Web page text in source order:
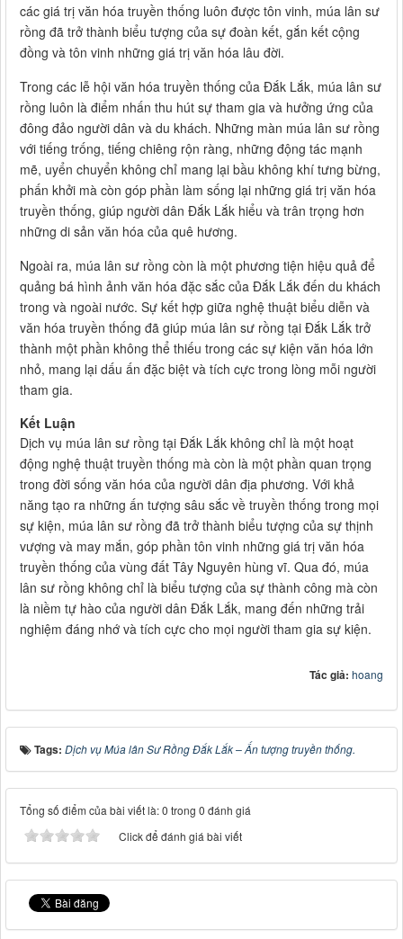
các giá trị văn hóa truyền thống luôn được tôn vinh, múa lân sư
rồng đã trở thành biểu tượng của sự đoàn kết, gắn kết cộng
đồng và tôn vinh những giá trị văn hóa lâu đời.
Trong các lễ hội văn hóa truyền thống của Đắk Lắk, múa lân sư
rồng luôn là điểm nhấn thu hút sự tham gia và hưởng ứng của
đông đảo người dân và du khách. Những màn múa lân sư rồng
với tiếng trống, tiếng chiêng rộn ràng, những động tác mạnh
mẽ, uyển chuyển không chỉ mang lại bầu không khí tưng bừng,
phấn khởi mà còn góp phần làm sống lại những giá trị văn hóa
truyền thống, giúp người dân Đắk Lắk hiểu và trân trọng hơn
những di sản văn hóa của quê hương.
Ngoài ra, múa lân sư rồng còn là một phương tiện hiệu quả để
quảng bá hình ảnh văn hóa đặc sắc của Đắk Lắk đến du khách
trong và ngoài nước. Sự kết hợp giữa nghệ thuật biểu diễn và
văn hóa truyền thống đã giúp múa lân sư rồng tại Đắk Lắk trở
thành một phần không thể thiếu trong các sự kiện văn hóa lớn
nhỏ, mang lại dấu ấn đặc biệt và tích cực trong lòng mỗi người
tham gia.
Kết Luận
Dịch vụ múa lân sư rồng tại Đắk Lắk không chỉ là một hoạt
động nghệ thuật truyền thống mà còn là một phần quan trọng
trong đời sống văn hóa của người dân địa phương. Với khả
năng tạo ra những ấn tượng sâu sắc về truyền thống trong mọi
sự kiện, múa lân sư rồng đã trở thành biểu tượng của sự thịnh
vượng và may mắn, góp phần tôn vinh những giá trị văn hóa
truyền thống của vùng đất Tây Nguyên hùng vĩ. Qua đó, múa
lân sư rồng không chỉ là biểu tượng của sự thành công mà còn
là niềm tự hào của người dân Đắk Lắk, mang đến những trải
nghiệm đáng nhớ và tích cực cho mọi người tham gia sự kiện.
Tác giả: hoang
Tags: Dịch vụ Múa lân Sư Rồng Đắk Lắk – Ấn tượng truyền thống.
Tổng số điểm của bài viết là: 0 trong 0 đánh giá
Click để đánh giá bài viết